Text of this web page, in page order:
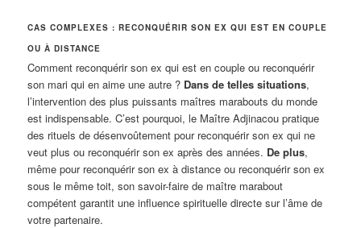
CAS COMPLEXES : RECONQUÉRIR SON EX QUI EST EN COUPLE
OU À DISTANCE
Comment reconquérir son ex qui est en couple ou reconquérir
son mari qui en aime une autre ? Dans de telles situations,
l’intervention des plus puissants maîtres marabouts du monde
est indispensable. C’est pourquoi, le Maître Adjinacou pratique
des rituels de désenvoûtement pour reconquérir son ex qui ne
veut plus ou reconquérir son ex après des années. De plus,
même pour reconquérir son ex à distance ou reconquérir son ex
sous le même toit, son savoir-faire de maître marabout
compétent garantit une influence spirituelle directe sur l’âme de
votre partenaire.